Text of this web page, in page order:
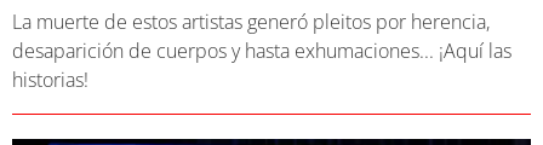
La muerte de estos artistas generó pleitos por herencia,
desaparición de cuerpos y hasta exhumaciones... ¡Aquí las
historias!